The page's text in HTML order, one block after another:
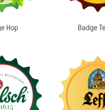
Hop Badge